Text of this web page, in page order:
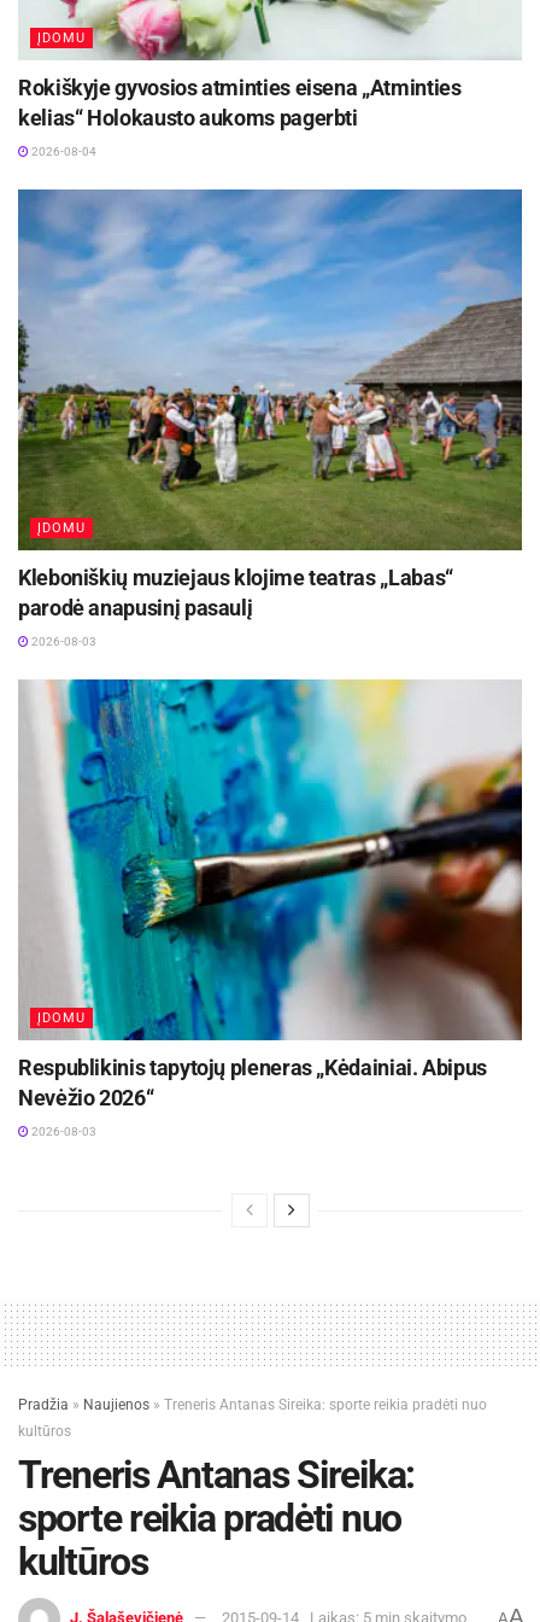
ĮDOMU
Rokiškyje gyvosios atminties eisena „Atminties
kelias“ Holokausto aukoms pagerbti
2026-08-04
ĮDOMU
Kleboniškių muziejaus klojime teatras „Labas“
parodė anapusinį pasaulį
2026-08-03
ĮDOMU
Respublikinis tapytojų pleneras „Kėdainiai. Abipus
Nevėžio 2026“
2026-08-03
Pradžia » Naujienos » Treneris Antanas Sireika: sporte reikia pradėti nuo
kultūros
Treneris Antanas Sireika:
sporte reikia pradėti nuo
kultūros
J. Šalaševičienė 2015-09-14 Laikas: 5 min skaitymo